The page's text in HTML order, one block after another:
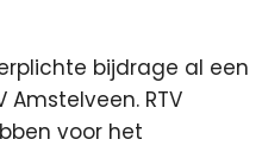
bijdrage al een
RTV
voor het